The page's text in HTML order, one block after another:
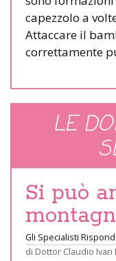
capezzolo a
Attaccare il
correttamente
LE
Si può
Gli Specialisti
di Dottor Claudio Ivan